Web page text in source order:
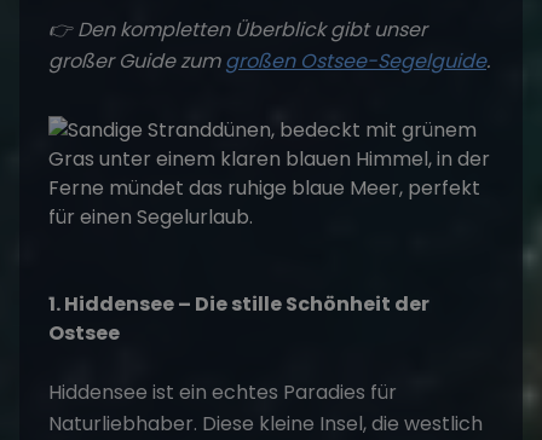
👉 Den kompletten Überblick gibt unser
großer Guide zumgroßen Ostsee-Segelguide.
1. Hiddensee – Die stille Schönheit der
Ostsee
Hiddensee ist ein echtes Paradies für
Naturliebhaber. Diese kleine Insel, die westlich